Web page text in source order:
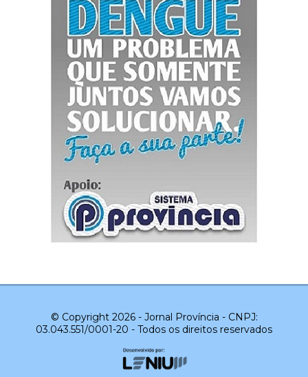
© Copyright 2026 - Jornal Província - CNPJ:
03.043.551/0001-20 - Todos os direitos reservados